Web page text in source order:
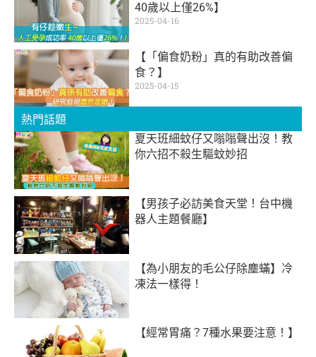
40歲以上僅26%】
2025-04-16
【「偏食奶粉」真的有助改善偏
食？】
2025-04-15
熱門話題
夏天班細蚊仔又嗡嗡聲出沒！教
你六招不殺生驅蚊妙招
【男孩子必訪美食天堂！台中機
器人主題餐廳】
【為小朋友的毛公仔除塵蟎】冷
凍法一樣得！
【經常胃痛？7種水果要注意！】